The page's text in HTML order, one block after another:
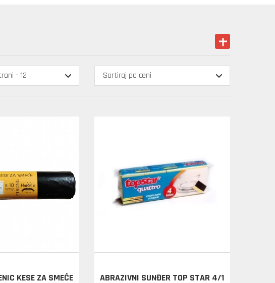
KESE ZA SMEĆE ABRAZIVNI SUNĐER TOP STAR 4/1